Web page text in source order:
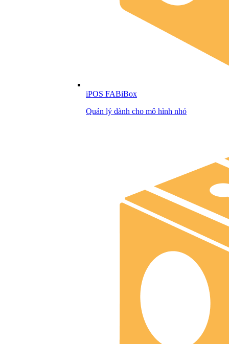
iPOS FABiBox
Quản lý dành cho mô hình nhỏ